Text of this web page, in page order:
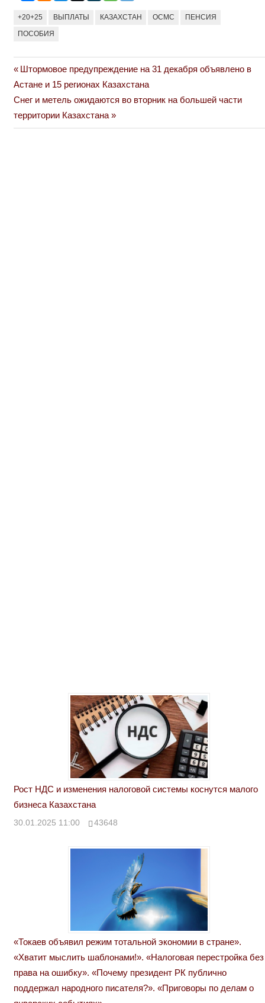
+20+25 ВЫПЛАТЫ КАЗАХСТАН ОСМС ПЕНСИЯ
ПОСОБИЯ
Навигация
по
записям
Previous
Post:
Штормовое предупреждение на 31 декабря объявлено в
Астане и 15 регионах Казахстана
Next
Post:
Снег и метель ожидаются во вторник на большей части
территории Казахстана
Рост НДС и изменения налоговой системы коснутся малого
бизнеса Казахстана
30.01.2025 11:00 43648
«Токаев объявил режим тотальной экономии в стране».
«Хватит мыслить шаблонами!». «Налоговая перестройка без
права на ошибку». «Почему президент РК публично
поддержал народного писателя?». «Приговоры по делам о